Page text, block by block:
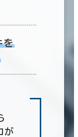
を
が